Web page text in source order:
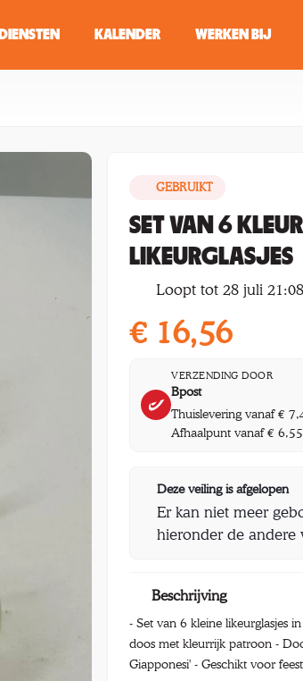
DIENSTEN KALENDER WERKEN BIJ
GEBRUIKT
SET VAN 6
LIKEURGLASJES
Loopt tot 28 juli 21:08
€ 16,56
VERZENDING DOOR
Bpost
Thuislevering vanaf €
Afhaalpunt vanaf € 6,55
Deze veiling is afgelopen
Er kan niet meer
hieronder de andere
Beschrijving
- Set van 6 kleine likeurglasjes
doos met kleurrijk patroon -
Giapponesi' - Geschikt voor